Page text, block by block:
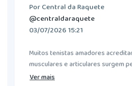
Por Central da Raquete
@centraldaraquete
03/07/2026 15:21
Muitos tenistas amadores
musculares e articulares surgem
Ver mais